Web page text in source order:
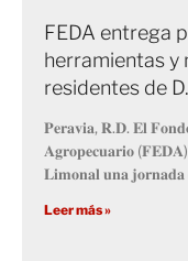
FEDA entrega
herramientas y
residentes de
𝐏𝐞𝐫𝐚𝐯𝐢𝐚, 𝐑.𝐃. 𝐄𝐥 𝐅𝐨𝐧𝐝𝐨
𝐀𝐠𝐫𝐨𝐩𝐞𝐜𝐮𝐚𝐫𝐢𝐨 (𝐅𝐄𝐃𝐀)
𝐋𝐢𝐦𝐨𝐧𝐚𝐥 𝐮𝐧𝐚
Leer más »